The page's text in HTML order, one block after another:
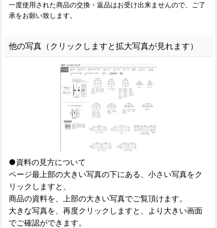
一度使用された商品の交換・返品はお受け出来ませんので、ご了
承をお願い致します。
他の写真（クリックしますと拡大写真が見れます）
●資料の見方について
ページ最上部の大きい写真の下にある、小さい写真をク
リックしますと、
商品の資料を、上部の大きい写真でご覧頂けます。
大きな写真を、再度クリックしますと、より大きい画面
でご確認ができます。